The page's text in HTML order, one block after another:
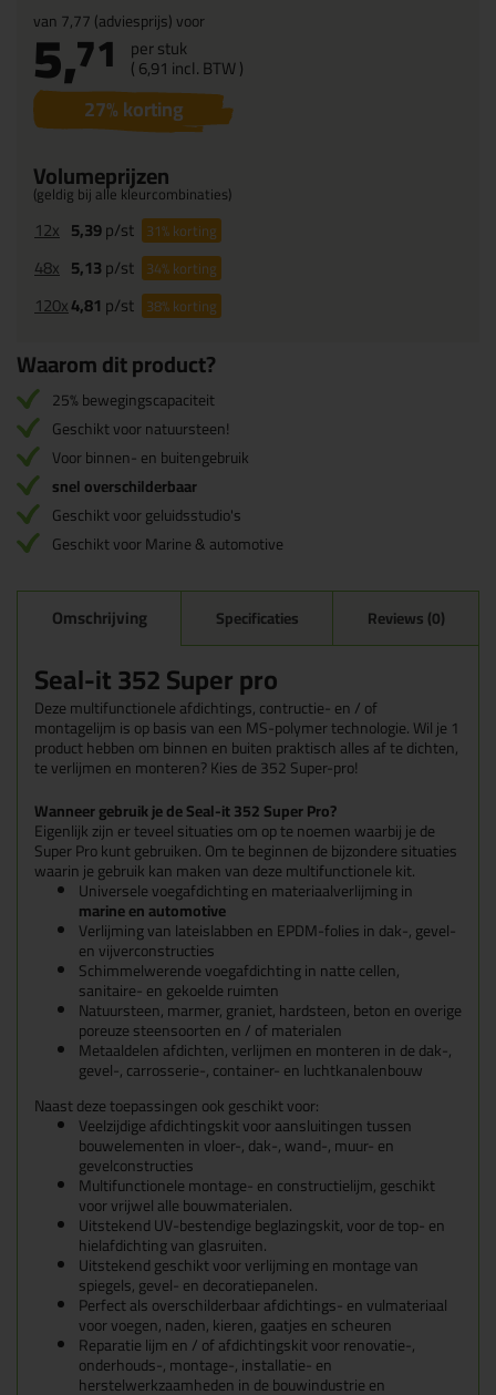
van7,77(adviesprijs) voor
5,71 per stuk
(6,91 incl. BTW )
27% korting
Volumeprijzen
(geldig bij alle kleurcombinaties)
12x 5,39p/st 31%korting
48x 5,13p/st 34%korting
120x4,81 p/st 38%korting
Waarom dit product?
25% bewegingscapaciteit
Geschikt voor natuursteen!
Voor binnen- en buitengebruik
snel overschilderbaar
Geschikt voor geluidsstudio's
Geschikt voor Marine & automotive
Omschrijving Specificaties Reviews (0)
Seal-it 352 Super pro
Deze multifunctionele afdichtings, contructie- en / of
montagelijm is op basis van een MS-polymer technologie. Wil je 1
product hebben om binnen en buiten praktisch alles af te dichten,
te verlijmen en monteren? Kies de 352 Super-pro!
Wanneer gebruik je de Seal-it 352 Super Pro?
Eigenlijk zijn er teveel situaties om op te noemen waarbij je de
Super Pro kunt gebruiken. Om te beginnen de bijzondere situaties
waarin je gebruik kan maken van deze multifunctionele kit.
Universele voegafdichting en materiaalverlijming in
marine en automotive
Verlijming van lateislabben en EPDM-folies in dak-, gevel-
en vijverconstructies
Schimmelwerende voegafdichting in natte cellen,
sanitaire- en gekoelde ruimten
Natuursteen, marmer, graniet, hardsteen, beton en overige
poreuze steensoorten en / of materialen
Metaaldelen afdichten, verlijmen en monteren in de dak-,
gevel-, carrosserie-, container- en luchtkanalenbouw
Naast deze toepassingen ook geschikt voor:
Veelzijdige afdichtingskit voor aansluitingen tussen
bouwelementen in vloer-, dak-, wand-, muur- en
gevelconstructies
Multifunctionele montage- en constructielijm, geschikt
voor vrijwel alle bouwmaterialen.
Uitstekend UV-bestendige beglazingskit, voor de top- en
hielafdichting van glasruiten.
Uitstekend geschikt voor verlijming en montage van
spiegels, gevel- en decoratiepanelen.
Perfect als overschilderbaar afdichtings- en vulmateriaal
voor voegen, naden, kieren, gaatjes en scheuren
Reparatie lijm en / of afdichtingskit voor renovatie-,
onderhouds-, montage-, installatie- en
herstelwerkzaamheden in de bouwindustrie en